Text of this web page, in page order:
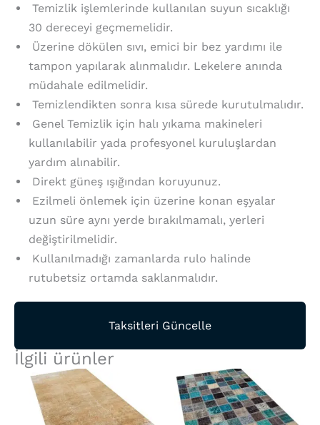
Temizlik işlemlerinde kullanılan suyun sıcaklığı
30 dereceyi geçmemelidir.
Üzerine dökülen sıvı, emici bir bez yardımı ile
tampon yapılarak alınmalıdır. Lekelere anında
müdahale edilmelidir.
Temizlendikten sonra kısa sürede kurutulmalıdır.
Genel Temizlik için halı yıkama makineleri
kullanılabilir yada profesyonel kuruluşlardan
yardım alınabilir.
Direkt güneş ışığından koruyunuz.
Ezilmeli önlemek için üzerine konan eşyalar
uzun süre aynı yerde bırakılmamalı, yerleri
değiştirilmelidir.
Kullanılmadığı zamanlarda rulo halinde
rutubetsiz ortamda saklanmalıdır.
Taksitleri Güncelle
İlgili ürünler